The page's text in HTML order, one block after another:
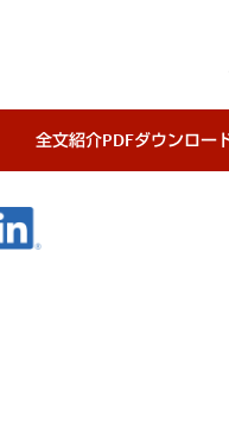
全文紹介PDFダウンロー